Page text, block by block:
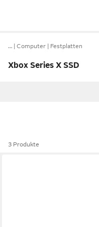
… Computer Festplatten
Xbox Series X SSD
3 Produkte